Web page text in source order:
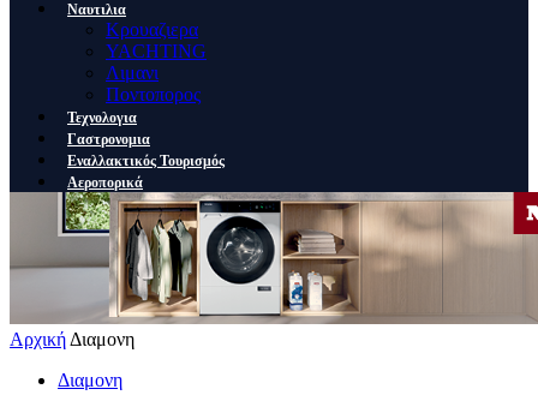
Ναυτιλια
Κρουαζιερα
YACHTING
Λιμανι
Ποντοπορος
Τεχνολογια
Γαστρονομια
Εναλλακτικός Τουρισμός
Αεροπορικά
Αρχική Διαμονη
Διαμονη